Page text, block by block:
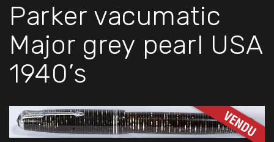
Parker vacumatic
Major grey pearl USA
1940’s